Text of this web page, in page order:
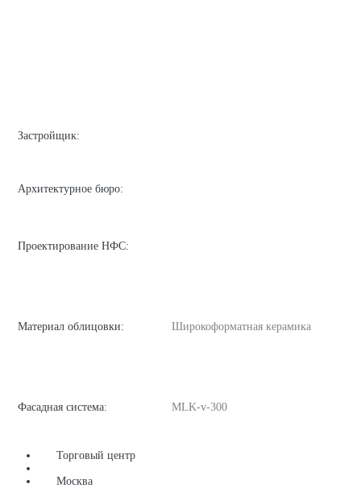
Застройщик:
Архитектурное бюро:
Проектирование НФС:
Материал облицовки: Широкоформатная керамика
Фасадная система: MLK-v-300
Торговый центр
Москва